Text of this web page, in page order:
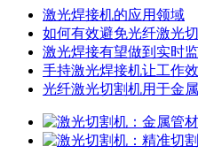
激光焊接机的应用领域
如何有效避免光纤激光
激光焊接有望做到实时
手持激光焊接机让工作
光纤激光切割机用于金